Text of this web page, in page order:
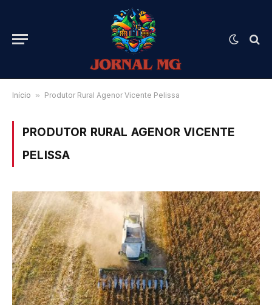
Início » Produtor Rural Agenor Vicente Pelissa
PRODUTOR RURAL AGENOR VICENTE
PELISSA